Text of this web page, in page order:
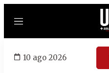
Menú
10 ago 2026